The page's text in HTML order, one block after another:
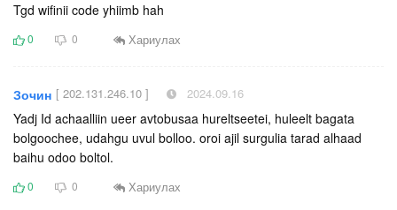
Tgd wifinii code yhiimb hah
0 0 Хариулах
Зочин [ 202.131.246.10 ] 2024.09.16
Yadj Id achaalliin ueer avtobusaa hureltseetei, huleelt bagata
bolgoochee, udahgu uvul bolloo. oroi ajil surgulia tarad alhaad
baihu odoo boltol.
0 0 Хариулах